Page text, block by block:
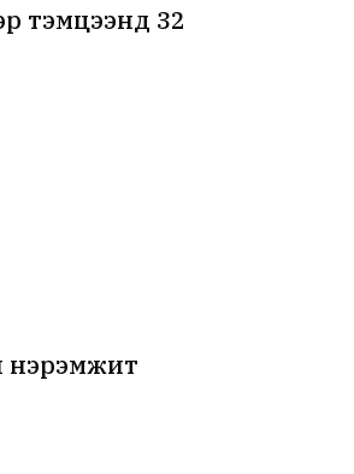
тэмцээнд 32
нэрэмжит